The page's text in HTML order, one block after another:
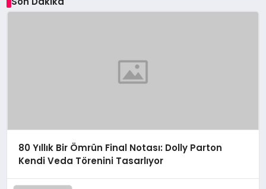
80 Yıllık Bir Ömrün Final Notası: Dolly Parton
Kendi Veda Törenini Tasarlıyor